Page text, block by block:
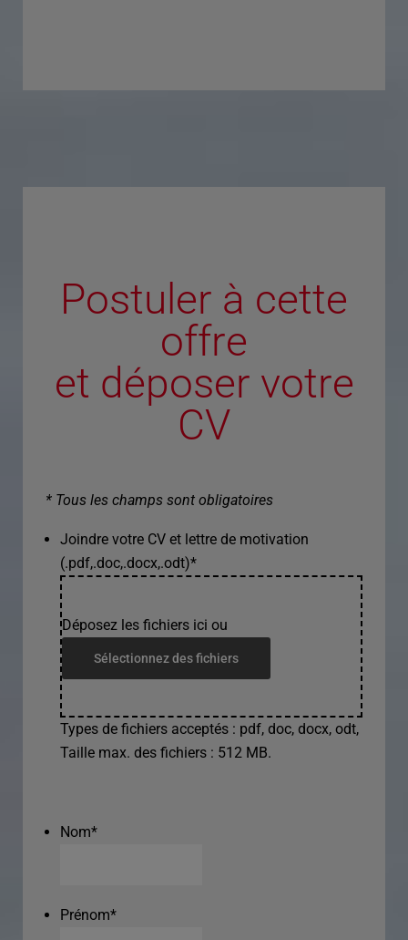
Postuler à cette
offre
et déposer votre
CV
* Tous les champs sont obligatoires
Joindre votre CV et lettre de motivation
(.pdf,.doc,.docx,.odt)*
Déposez les fichiers ici ou
Sélectionnez des fichiers
Types de fichiers acceptés : pdf, doc, docx, odt,
Taille max. des fichiers : 512 MB.
Nom*
Prénom*